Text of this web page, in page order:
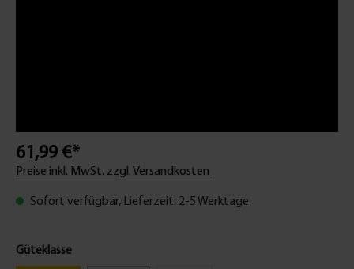
61,99 €*
Preise inkl. MwSt. zzgl. Versandkosten
Sofort verfügbar, Lieferzeit: 2-5 Werktage
Güteklasse